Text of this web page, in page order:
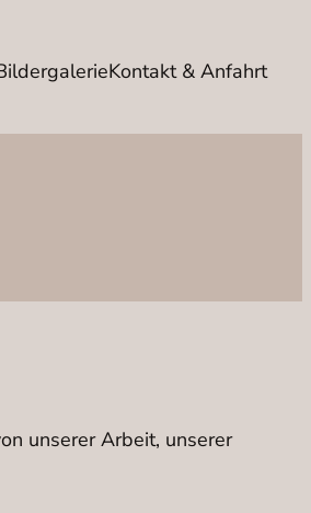
Kontakt & Anfahrt
unserer Arbeit, unserer